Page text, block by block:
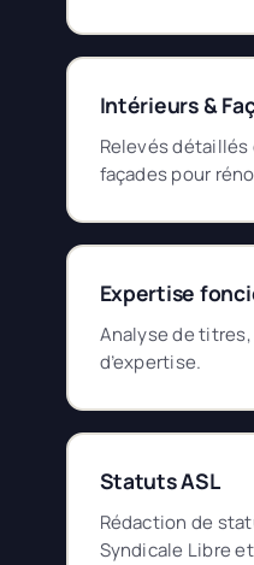
Intérieurs &
Relevés détaillés
façades pour
Expertise
Analyse de
d’expertise.
Statuts ASL
Rédaction de
Syndicale Libre